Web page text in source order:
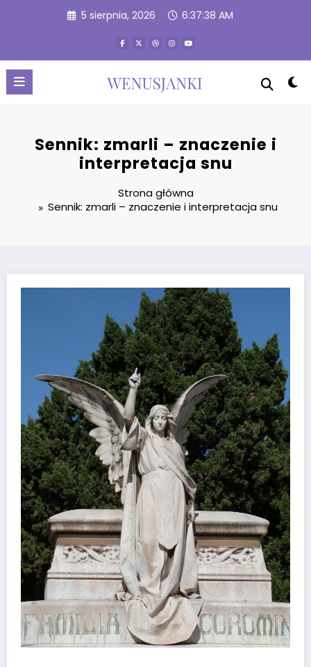
5 sierpnia, 2026 6:37:39 AM
Sennik: zmarli – znaczenie i
interpretacja snu
Strona główna
Sennik: zmarli – znaczenie i interpretacja snu